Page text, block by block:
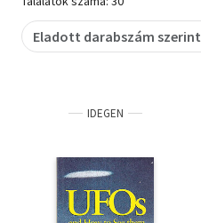
Szakkönyv
Tankönyv, segédkönyv
Társadalomtudomány
Természettudomány
Eladott darabszám szerint
IDEGEN